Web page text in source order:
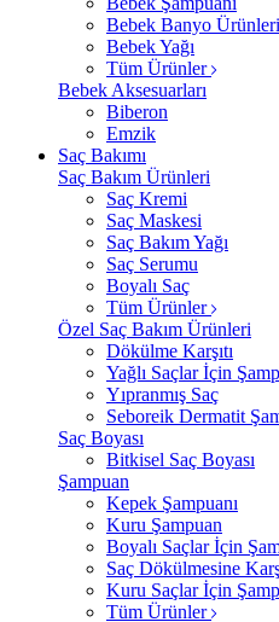
Bebek Banyo Ürünleri
Bebek Yağı
Tüm Ürünler
Bebek Aksesuarları
Biberon
Emzik
Saç Bakımı
Saç Bakım Ürünleri
Saç Kremi
Saç Maskesi
Saç Bakım Yağı
Saç Serumu
Boyalı Saç
Tüm Ürünler
Özel Saç Bakım Ürünleri
Dökülme Karşıtı
Yağlı Saçlar İçin
Yıpranmış Saç
Seboreik Dermatit
Saç Boyası
Bitkisel Saç Boyası
Şampuan
Kepek Şampuanı
Kuru Şampuan
Boyalı Saçlar İçin
Saç Dökülmesine
Kuru Saçlar İçin
Tüm Ürünler